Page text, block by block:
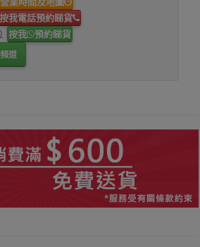
按我電話預約睇貨
按我 預約睇貨
道